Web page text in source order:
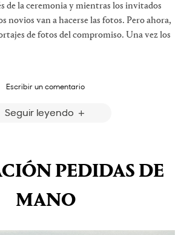
de la ceremonia y mientras los invitados
novios van a hacerse las fotos. Pero ahora,
de fotos del compromiso. Una vez los
Escribir un comentario
Seguir leyendo
PEDIDAS DE
MANO